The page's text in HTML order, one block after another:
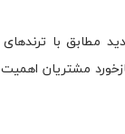
با ترندهای
مشتریان